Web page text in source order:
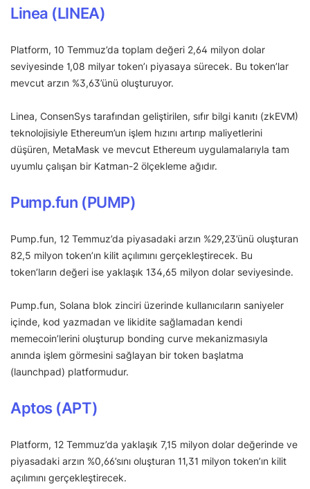
Linea (LINEA)
Platform, 10 Temmuz’da toplam değeri 2,64 milyon dolar
seviyesinde 1,08 milyar token’ı piyasaya sürecek. Bu token’lar
mevcut arzın %3,63’ünü oluşturuyor.
Linea, ConsenSys tarafından geliştirilen, sıfır bilgi kanıtı (zkEVM)
teknolojisiyle Ethereum’un işlem hızını artırıp maliyetlerini
düşüren, MetaMask ve mevcut Ethereum uygulamalarıyla tam
uyumlu çalışan bir Katman-2 ölçekleme ağıdır.
Pump.fun (PUMP)
Pump.fun, 12 Temmuz’da piyasadaki arzın %29,23’ünü oluşturan
82,5 milyon token’ın kilit açılımını gerçekleştirecek. Bu
token’ların değeri ise yaklaşık 134,65 milyon dolar seviyesinde.
Pump.fun, Solana blok zinciri üzerinde kullanıcıların saniyeler
içinde, kod yazmadan ve likidite sağlamadan kendi
memecoin’lerini oluşturup bonding curve mekanizmasıyla
anında işlem görmesini sağlayan bir token başlatma
(launchpad) platformudur.
Aptos (APT)
Platform, 12 Temmuz’da yaklaşık 7,15 milyon dolar değerinde ve
piyasadaki arzın %0,66’sını oluşturan 11,31 milyon token’ın kilit
açılımını gerçekleştirecek.